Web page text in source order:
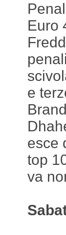
Euro
e
esce
top
va